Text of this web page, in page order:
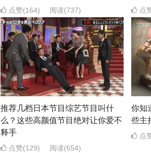
点赞(164) 阅读(737) 点
推荐几档日本节目综艺节目叫什
么？这些高颜值节目绝对让你爱不
释手
点赞(129) 阅读(654)
你知
些主
点